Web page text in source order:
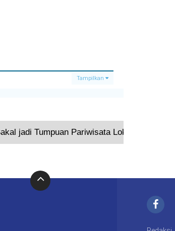
Tampilkan
jadi Tumpuan Pariwisata Lokal di Lampung